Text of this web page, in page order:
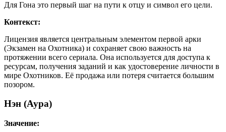
Для Гона это первый шаг на пути к отцу и символ его цели.
Контекст:
Лицензия является центральным элементом первой арки
(Экзамен на Охотника) и сохраняет свою важность на
протяжении всего сериала. Она используется для доступа к
ресурсам, получения заданий и как удостоверение личности в
мире Охотников. Её продажа или потеря считается большим
позором.
Нэн (Аура)
Значение: